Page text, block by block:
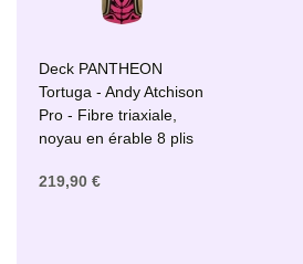
Deck PANTHEON
Tortuga - Andy Atchison
Pro - Fibre triaxiale,
noyau en érable 8 plis
219,90 €